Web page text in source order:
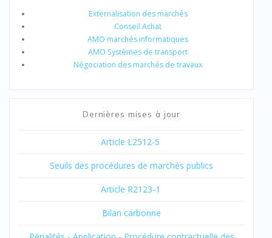
Externalisation des marchés
Conseil Achat
AMO marchés informatiques
AMO Systèmes de transport
Négociation des marchés de travaux
Dernières mises à jour
Article L2512-5
Seuils des procédures de marchés publics
Article R2123-1
Bilan carbonne